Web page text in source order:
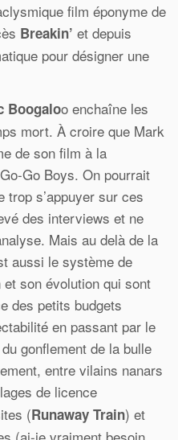
film éponyme de
Breakin’ et depuis
pour désigner une
Boogaloo enchaîne les
mort. À croire que Mark
de son film à la
Go Boys. On pourrait
trop s’appuyer sur ces
des interviews et ne
Mais au delà de la
aussi le système de
son évolution qui sont
des petits budgets
en passant par le
gonflement de la bulle
entre vilains nanars
de licence
(Runaway Train) et